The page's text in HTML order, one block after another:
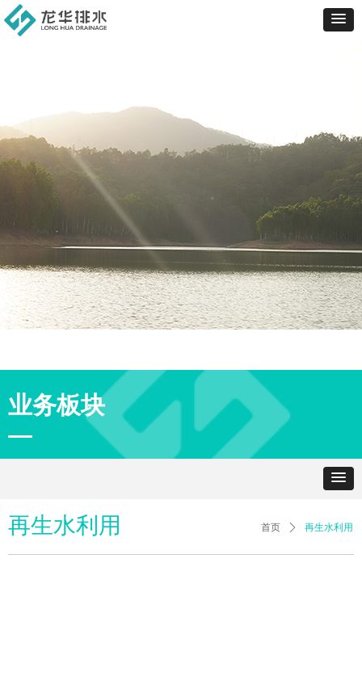
再生水利用 首页 ꄲ 再生水利用
业务板块
—